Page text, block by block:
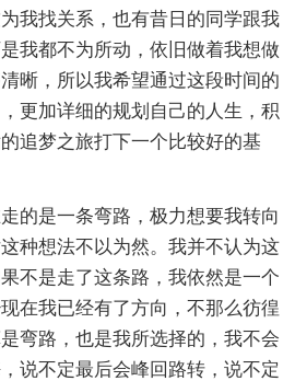
我找关系，也有昔日的同学跟我
我都不为所动，依旧做着我想做
晰，所以我希望通过这段时间的
更加详细的规划自己的人生，积
追梦之旅打下一个比较好的基
的是一条弯路，极力想要我转向
种想法不以为然。我并不认为这
不是走了这条路，我依然是一个
在我已经有了方向，不那么彷徨
弯路，也是我所选择的，我不会
说不定最后会峰回路转，说不定